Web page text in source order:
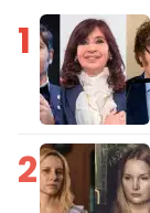
1
2